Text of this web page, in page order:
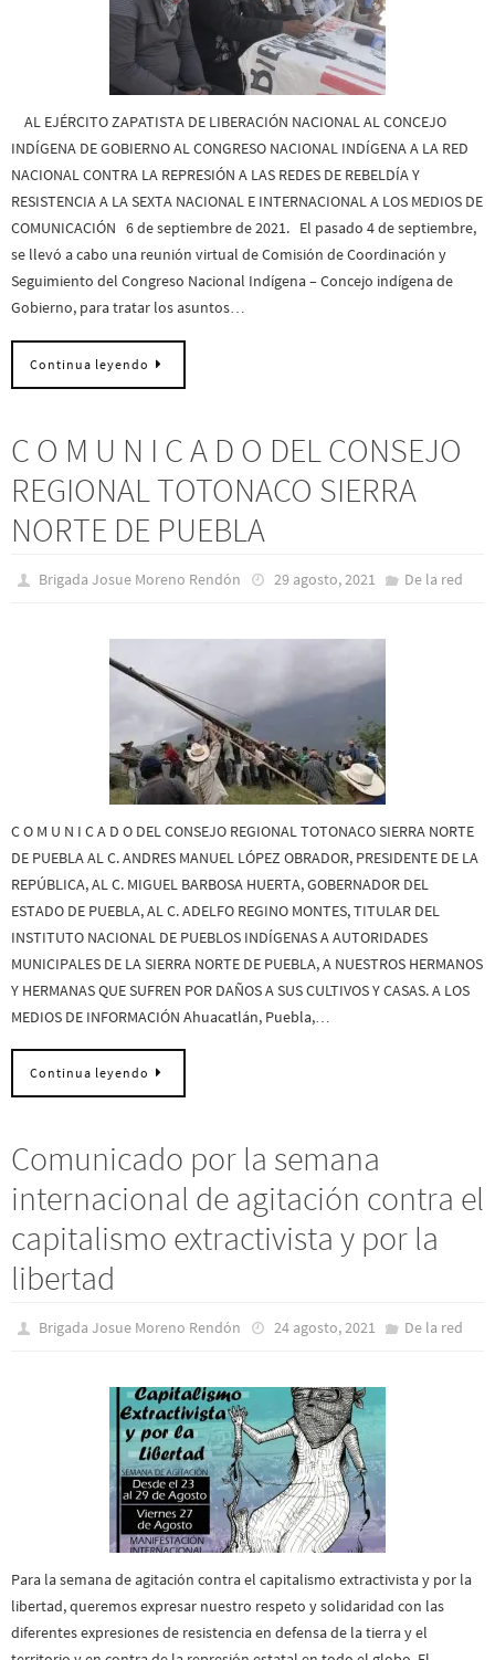
AL EJÉRCITO ZAPATISTA DE LIBERACIÓN NACIONAL AL CONCEJO
INDÍGENA DE GOBIERNO AL CONGRESO NACIONAL INDÍGENA A LA RED
NACIONAL CONTRA LA REPRESIÓN A LAS REDES DE REBELDÍA Y
RESISTENCIA A LA SEXTA NACIONAL E INTERNACIONAL A LOS MEDIOS DE
COMUNICACIÓN 6 de septiembre de 2021. El pasado 4 de septiembre,
se llevó a cabo una reunión virtual de Comisión de Coordinación y
Seguimiento del Congreso Nacional Indígena – Concejo indígena de
Gobierno, para tratar los asuntos…
Continua leyendo
C O M U N I C A D O DEL CONSEJO
REGIONAL TOTONACO SIERRA
NORTE DE PUEBLA
Brigada Josue Moreno Rendón 29 agosto, 2021 De la red
C O M U N I C A D O DEL CONSEJO REGIONAL TOTONACO SIERRA NORTE
DE PUEBLA AL C. ANDRES MANUEL LÓPEZ OBRADOR, PRESIDENTE DE LA
REPÚBLICA, AL C. MIGUEL BARBOSA HUERTA, GOBERNADOR DEL
ESTADO DE PUEBLA, AL C. ADELFO REGINO MONTES, TITULAR DEL
INSTITUTO NACIONAL DE PUEBLOS INDÍGENAS A AUTORIDADES
MUNICIPALES DE LA SIERRA NORTE DE PUEBLA, A NUESTROS HERMANOS
Y HERMANAS QUE SUFREN POR DAÑOS A SUS CULTIVOS Y CASAS. A LOS
MEDIOS DE INFORMACIÓN Ahuacatlán, Puebla,…
Continua leyendo
Comunicado por la semana
internacional de agitación contra el
capitalismo extractivista y por la
libertad
Brigada Josue Moreno Rendón 24 agosto, 2021 De la red
Para la semana de agitación contra el capitalismo extractivista y por la
libertad, queremos expresar nuestro respeto y solidaridad con las
diferentes expresiones de resistencia en defensa de la tierra y el